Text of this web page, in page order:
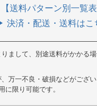
【送料パターン別一覧表
決済・配送・送料はこ
まして、別途送料がかかる
万一不良・破損などがござ
限り可能です。